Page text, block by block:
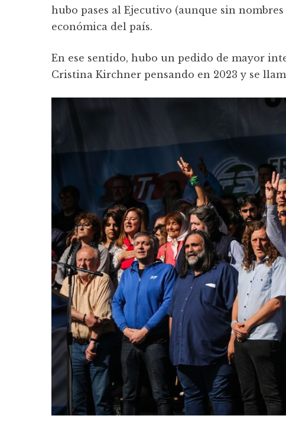
hubo pases al Ejecutivo (aunque sin
económica del país.
En ese sentido, hubo un pedido de mayor
Cristina Kirchner pensando en 2023 y se